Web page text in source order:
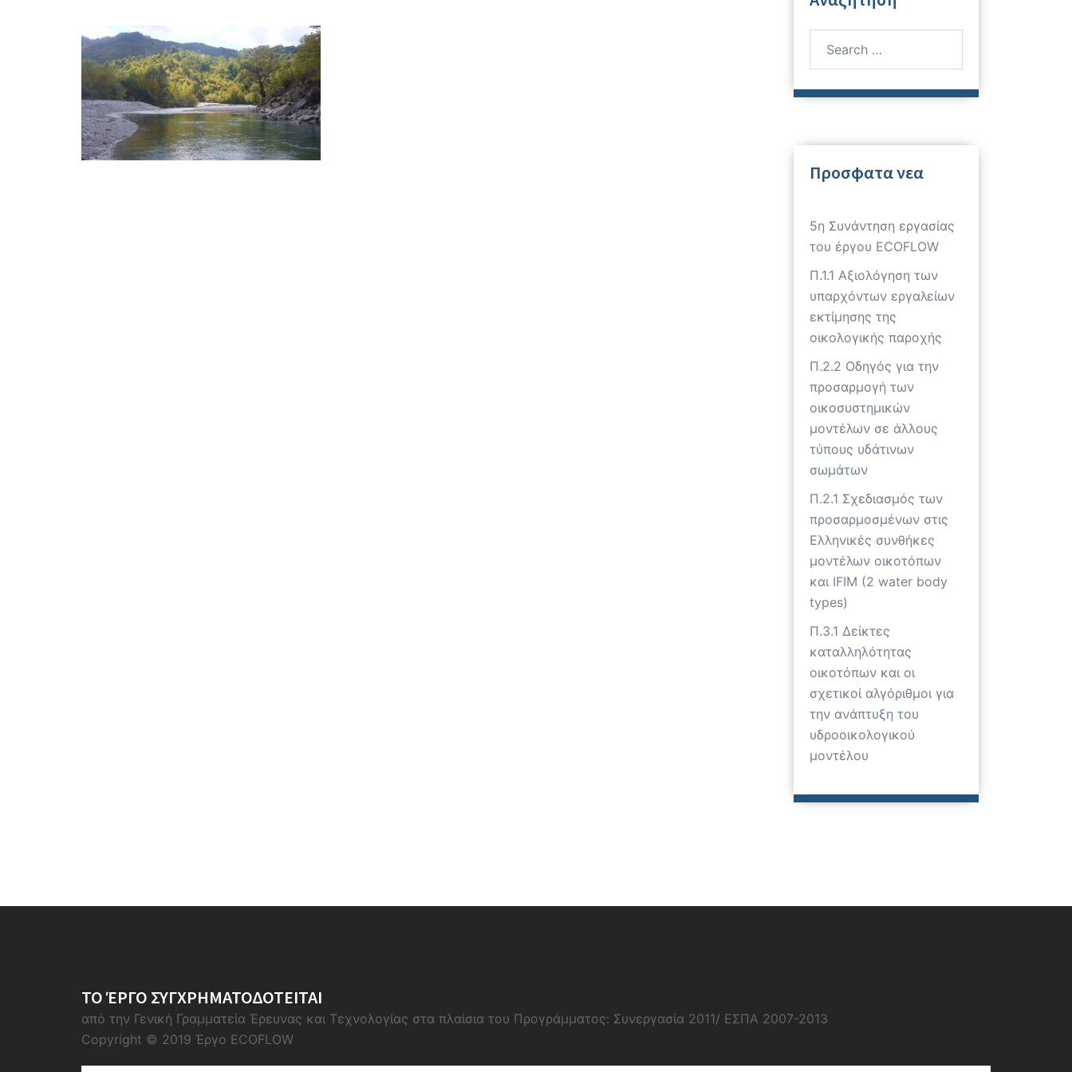
Προσφατα νεα
5η Συνάντηση εργασίας
του έργου ECOFLOW
Π.1.1 Αξιολόγηση των
υπαρχόντων εργαλείων
εκτίμησης της
οικολογικής παροχής
Π.2.2 Οδηγός για την
προσαρμογή των
οικοσυστημικών
μοντέλων σε άλλους
τύπους υδάτινων
σωμάτων
Π.2.1 Σχεδιασμός των
προσαρμοσμένων στις
Ελληνικές συνθήκες
μοντέλων οικοτόπων
και IFIM (2 water body
types)
Π.3.1 Δείκτες
καταλληλότητας
οικοτόπων και οι
σχετικοί αλγόριθμοι για
την ανάπτυξη του
υδροοικολογικού
μοντέλου
ΤΟ ΈΡΓΟ ΣΥΓΧΡΗΜΑΤΟΔΟΤΕΙΤΑΙ
από την Γενική Γραμματεία Έρευνας και Τεχνολογίας στα πλαίσια του Προγράμματος: Συνεργασία 2011/ ΕΣΠΑ 2007-2013
Copyright © 2019 Έργο ECOFLOW